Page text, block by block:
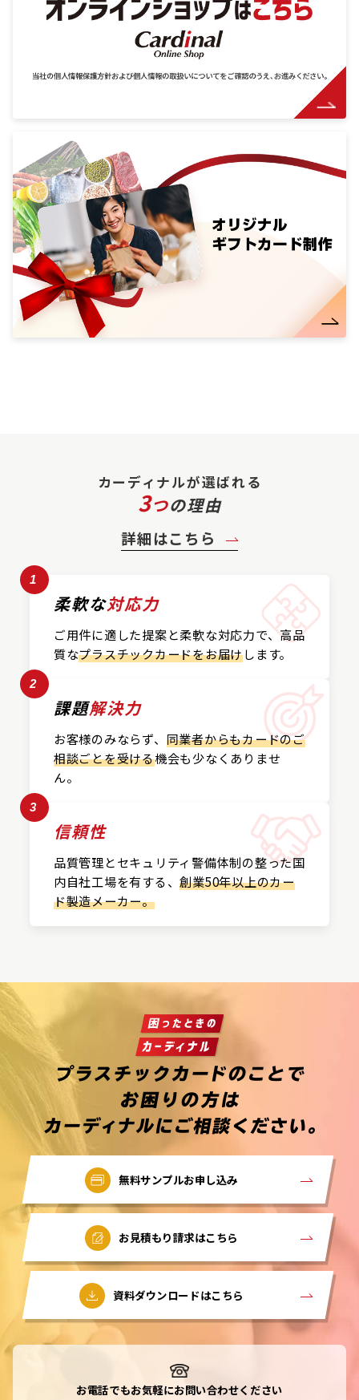
カーディナルが選ばれる
3つの理由
詳細はこちら
1
柔軟な対応力
ご用件に適した提案と柔軟な対応力で、高品
質なプラスチックカードをお届けします。
2
課題解決力
お客様のみならず、 同業者からもカードのご
相談ごとを受ける機会も少なくありませ
ん。
3
信頼性
品質管理とセキュリティ警備体制の整った国
内自社工場を有する、創業50年以上のカー
ド製造メーカー。
無料サンプルお申し込み
お見積もり請求はこちら
資料ダウンロードはこちら
お電話でもお気軽にお問い合わせください